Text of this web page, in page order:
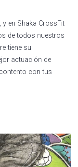
y en Shaka CrossFit
de todos nuestros
tiene su
actuación de
con tus